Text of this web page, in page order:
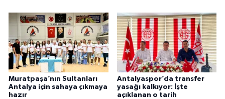
Muratpaşa’nın Sultanları
Antalya için sahaya çıkmaya
hazır
Antalyaspor’da transfer
yasağı kalkıyor: İşte
açıklanan o tarih